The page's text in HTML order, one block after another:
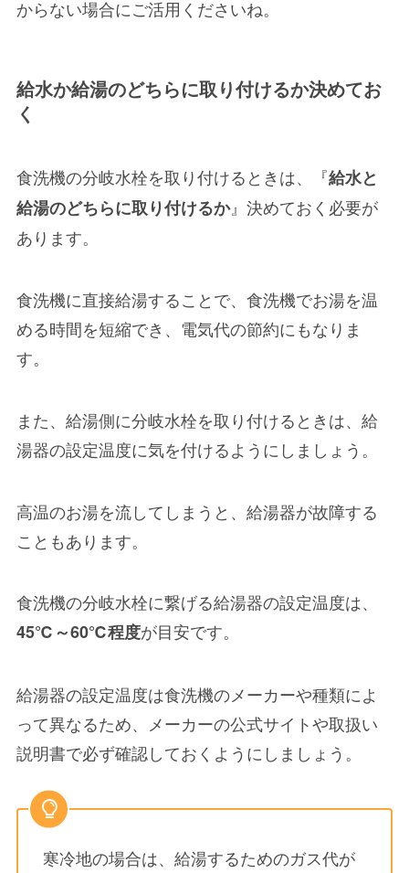
からない場合にご活用くださいね。
給水か給湯のどちらに取り付けるか決めてお
く
食洗機の分岐水栓を取り付けるときは、『給水と
給湯のどちらに取り付けるか』決めておく必要が
あります。
食洗機に直接給湯することで、食洗機でお湯を温
める時間を短縮でき、 電気代の節約にもなりま
す。
また、給湯側に分岐水栓を取り付けるときは、 給
湯器の設定温度に気を付けるようにしましょう。
高温のお湯を流してしまうと、 給湯器が故障する
こともあります。
食洗機の分岐水栓に繋げる給湯器の設定温度は、
45℃～60℃程度が目安です。
給湯器の設定温度は食洗機のメーカーや種類によ
って異なるため、メーカーの公式サイトや取扱い
説明書で必ず確認しておくようにしましょう。
寒冷地の場合は、給湯するためのガス代が